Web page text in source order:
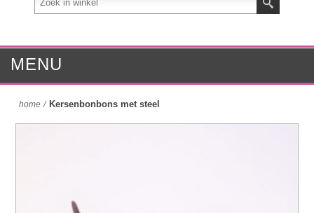
MENU
home / Kersenbonbons met steel